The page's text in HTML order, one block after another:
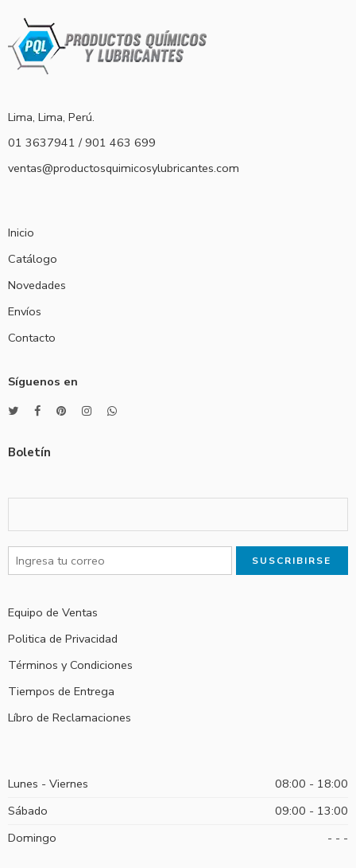
Lima, Lima, Perú.
01 3637941 / 901 463 699
ventas@productosquimicosylubricantes.com
Inicio
Catálogo
Novedades
Envíos
Contacto
Síguenos en
Boletín
Equipo de Ventas
Politica de Privacidad
Términos y Condiciones
Tiempos de Entrega
Líbro de Reclamaciones
Lunes - Viernes
08:00 - 18:00
Sábado
09:00 - 13:00
Domingo
- - -